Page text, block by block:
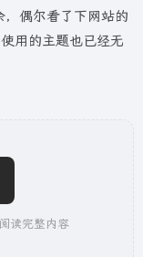
，偶尔看了下网站的
用的主题也已经无
读完整内容